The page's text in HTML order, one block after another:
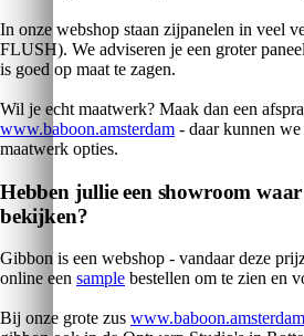
In onze webshop staan zijpanelen in veel
FLUSH). We adviseren je een groter
is goed op maat te zagen.
Wil je echt maatwerk? Maak dan een
www.baboon.amsterdam - daar kunnen
maatwerk opties.
Hebben jullie een showroom
bekijken?
Gibbon is een webshop - vandaar deze
online een sample bestellen om te zien en
Bij onze grote zus www.baboon.amsterdam